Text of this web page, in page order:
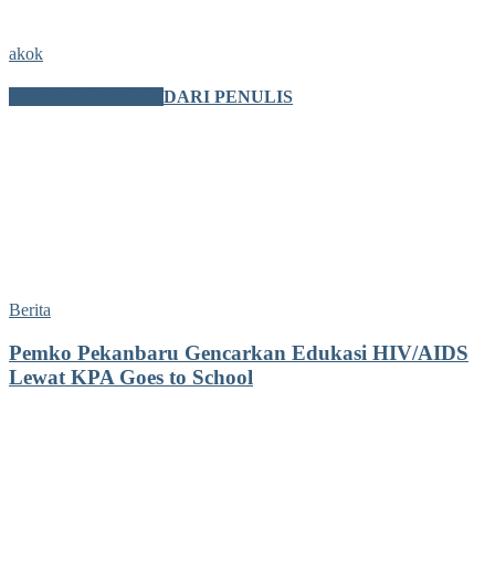
akok
DARI PENULIS
Berita
Pemko Pekanbaru Gencarkan Edukasi HIV/AIDS
Lewat KPA Goes to School